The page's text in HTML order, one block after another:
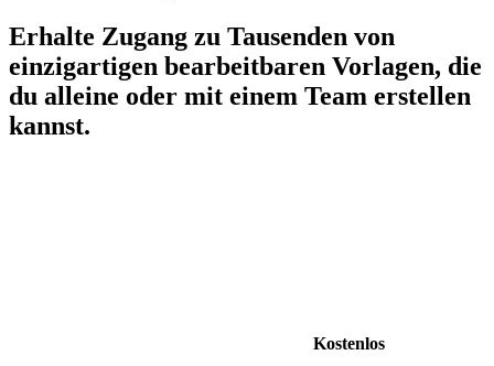
Erhalte Zugang zu Tausenden von
einzigartigen bearbeitbaren Vorlagen, die
du alleine oder mit einem Team erstellen
kannst.
Kostenlos